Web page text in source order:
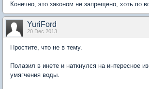
Конечно, это законом не запрещено, хоть по
YuriFord
20 Dec 2013
Простите, что не в тему.
Полазил в инете и наткнулся на интересное
умягчения воды.